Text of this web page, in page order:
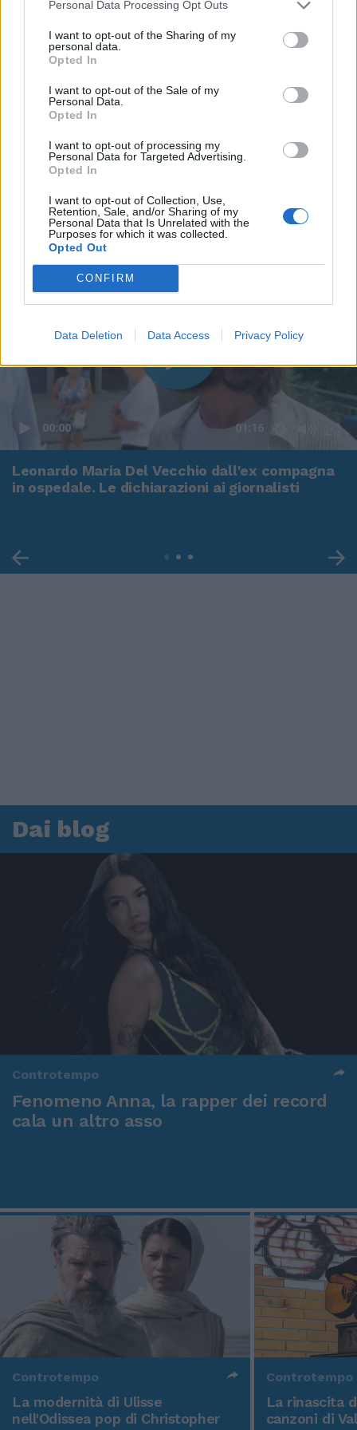
Personal Data Processing Opt Outs
I want to opt-out of the Sharing of my
personal data.
Opted In
I want to opt-out of the Sale of my
Personal Data.
Opted In
I want to opt-out of processing my
Personal Data for Targeted Advertising.
Opted In
I want to opt-out of Collection, Use,
Retention, Sale, and/or Sharing of my
Personal Data that Is Unrelated with the
Purposes for which it was collected.
Opted Out
CONFIRM
Data Deletion Data Access Privacy Policy
00:00 01:16
Leonardo Maria Del Vecchio dall'ex compagna
in ospedale. Le dichiarazioni ai giornalisti
Dai blog
Controtempo
Fenomeno Anna, la rapper dei record
cala un altro asso
Controtempo
La modernità di Ulisse
nell'Odissea pop di Christopher
Controtempo
La rinascita
canzoni di